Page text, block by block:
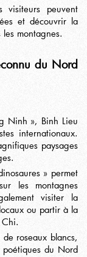
peuvent
et découvrir la
montagnes.
du Nord
Ninh », Binh Lieu
internationaux.
paysages
» permet
les montagnes
visiter la
ou partir à la
Chi.
roseaux blancs,
poétiques du Nord